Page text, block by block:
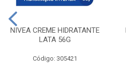
NIVEA CREME HIDRATANTE
LATA 56G
Código: 305421